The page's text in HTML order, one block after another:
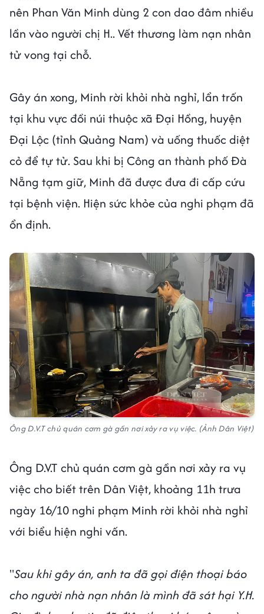
nên Phan Văn Minh dùng 2 con dao đâm nhiều
lần vào người chị H.. Vết thương làm nạn nhân
tử vong tại chỗ.
Gây án xong, Minh rời khỏi nhà nghỉ, lẩn trốn
tại khu vực đồi núi thuộc xã Đại Hồng, huyện
Đại Lộc (tỉnh Quảng Nam) và uống thuốc diệt
cỏ để tự tử. Sau khi bị Công an thành phố Đà
Nẵng tạm giữ, Minh đã được đưa đi cấp cứu
tại bệnh viện. Hiện sức khỏe của nghi phạm đã
ổn định.
Ông D.V.T chủ quán cơm gà gần nơi xảy ra vụ việc. (Ảnh Dân Việt)
Ông D.V.T chủ quán cơm gà gần nơi xảy ra vụ
việc cho biết trên Dân Việt, khoảng 11h trưa
ngày 16/10 nghi phạm Minh rời khỏi nhà nghỉ
với biểu hiện nghi vấn.
"Sau khi gây án, anh ta đã gọi điện thoại báo
cho người nhà nạn nhân là mình đã sát hại Y.H.